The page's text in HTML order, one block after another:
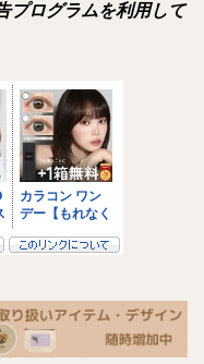
プログラムを利用して